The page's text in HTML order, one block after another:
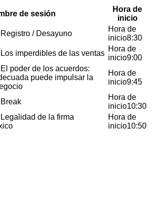
de sesión
Hora de
inicio
Registro / Desayuno
8:30
Los imperdibles de las ventas
9:00
El poder de los acuerdos:
puede impulsar la
9:45
Break
10:30
Legalidad de la firma
10:50